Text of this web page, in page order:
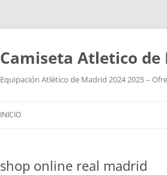
Camiseta Atletico de
Equipación Atlético de Madrid 2024 2025 –
INICIO
shop online real madrid